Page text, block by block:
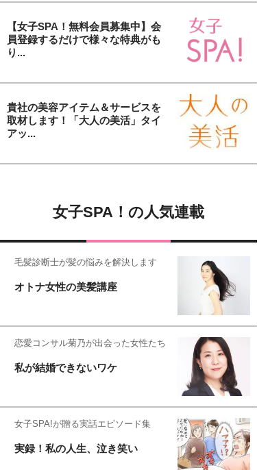
【女子SPA！無料会員募集中】会
員登録するだけで様々な特典がも
り...
貴社の美容アイテム＆サービスを
取材します！「大人の美活」タイ
アッ...
女子SPA！の人気連載
毛髪診断士が髪の悩みを解決します
オトナ女性の美髪講座
恋愛コンサル菊乃が出会った女性たち
私が結婚できないワケ
女子SPA!が贈る実話エピソード集
実録！私の人生、泣き笑い